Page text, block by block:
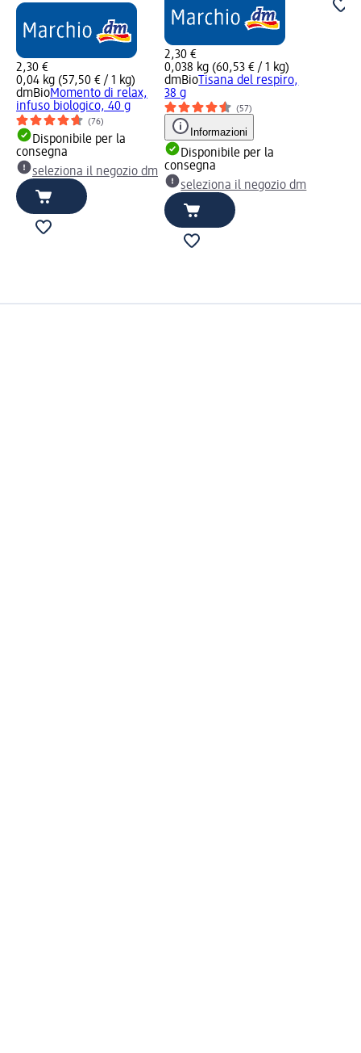
2,30 €
0,04 kg (57,50 € / 1 kg)
dmBioMomento di relax,
infuso biologico, 40 g
(76)
Disponibile per la
consegna
seleziona il negozio dm
2,30 €
0,038 kg (60,53 € / 1 kg)
dmBioTisana del respiro,
38 g
(57)
Informazioni
Disponibile per la
consegna
seleziona il negozio dm